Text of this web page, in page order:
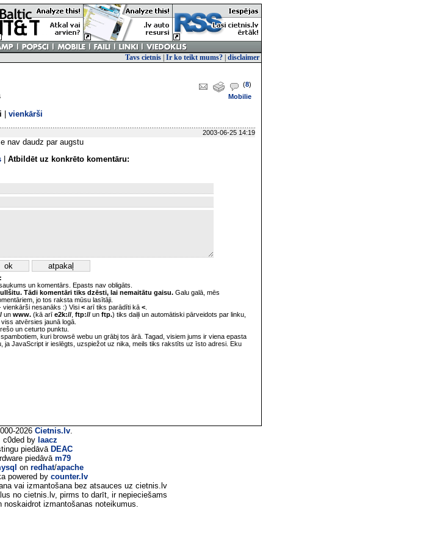
Tavs cietnis Ir ko teikt mums? disclaimer
(8)
Mobilie
vienkārši
2003-06-25 14:19
nav daudz par augstu
Atbildēt uz konkrēto komentāru:
un komentārs. Epasts nav obligāts.
Tādi komentāri tiks dzēsti, lai nemaitātu gaisu. Galu galā, mēs
jo tos raksta mūsu lasītāji.
vienkārši nesanāks :) Visi < arī tiks parādīti kā <
un www. (kā arī e2k:// ftp:// un ftp.) tiks daiļi un automātiski pārveidots par linku,
atvērsies jaunā logā.
un ceturto punktu.
kuri browsē webu un grābj tos ārā. Tagad, visiem jums ir viena epasta
ja JavaScript ir ieslēgts, uzspiežot uz nika, meils tiks rakstīts uz īsto adresi. Eku
2026 Cietnis.lv.
c0ded by laacz
piedāvā DEAC
piedāvā m79
on redhat/apache
powered by counter.lv
vai izmantošana bez atsauces uz cietnis.lv
no cietnis.lv, pirms to darīt, ir nepieciešams
noskaidrot izmantošanas noteikumus.